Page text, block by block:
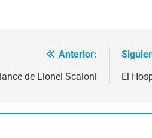
Anterior:
de Lionel Scaloni
El